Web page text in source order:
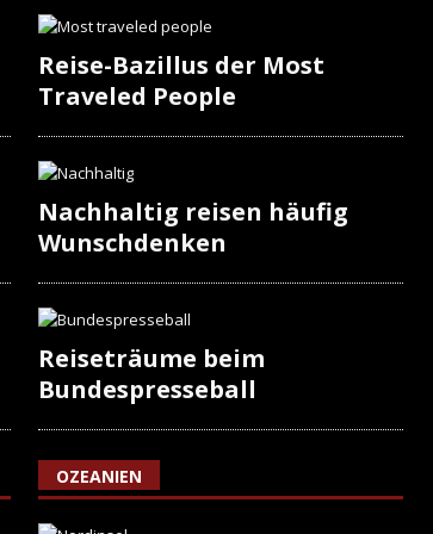
Reise-Bazillus der Most
Traveled People
Nachhaltig reisen häufig
Wunschdenken
Reiseträume beim
Bundespresseball
OZEANIEN